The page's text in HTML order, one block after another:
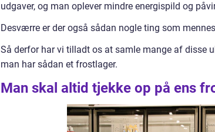
udgaver, og man oplever mindre energispild og
Desværre er der også sådan nogle ting som
Så derfor har vi tilladt os at samle mange af disse
man har sådan et frostlager.
Man skal altid tjekke op på ens